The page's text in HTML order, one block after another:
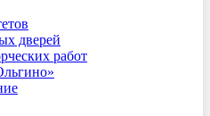
дверей
работ